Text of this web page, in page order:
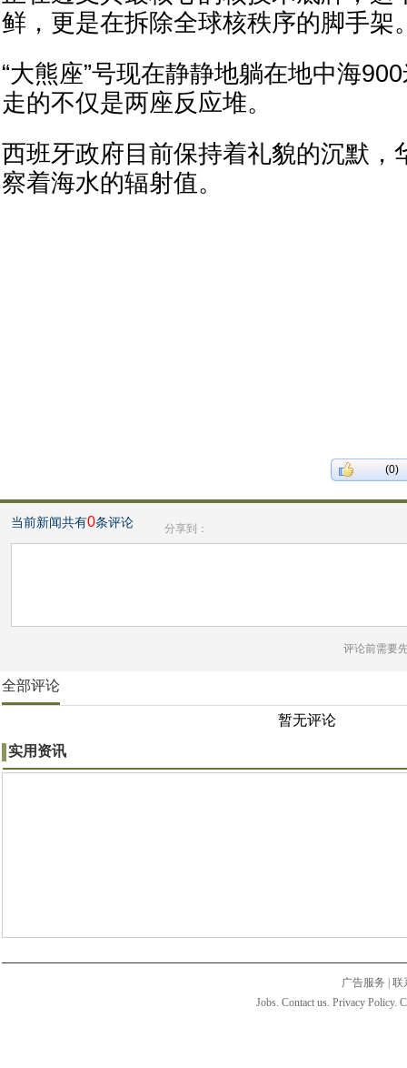
鲜，更是在拆除全球核秩序的脚手架
“大熊座”号现在静静地躺在地中海
走的不仅是两座反应堆。
西班牙政府目前保持着礼貌的沉默，
察着海水的辐射值。
(0)
当前新闻共有0条评论 分享到：
评论前需要
全部评论
暂无评论
实用资讯
广告服务
联
Jobs. Contact us. Privacy Policy.